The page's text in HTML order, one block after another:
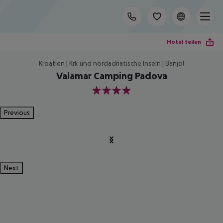
Hotel teilen
Kroatien | Krk und nordadriatische Inseln | Banjol
Valamar Camping Padova
4
Previous
Next